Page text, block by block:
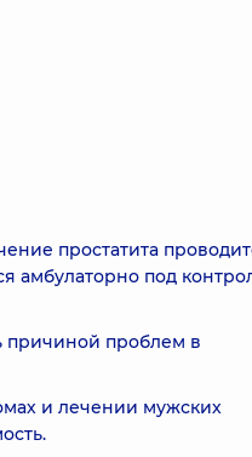
простатита
амбулаторно под
причиной проблем в
и лечении мужских